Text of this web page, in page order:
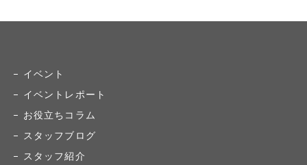
イベント
イベントレポート
お役立ちコラム
スタッフブログ
スタッフ紹介